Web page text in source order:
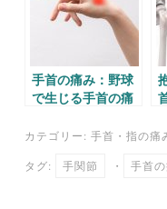
手首の痛み：野球
で生じる手首の痛
カテゴリー: 手首・指の痛
タグ: 手関節 ・ 手首